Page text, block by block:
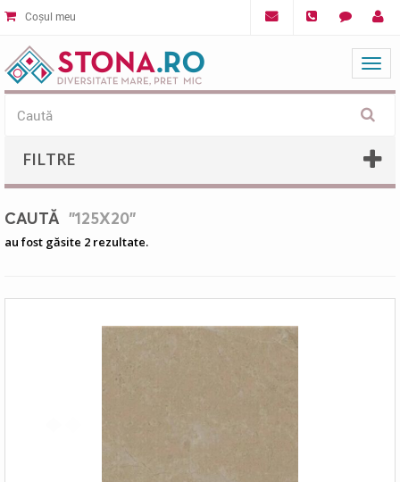
Coșul meu
FILTRE
CAUTĂ "125X20"
au fost găsite 2 rezultate.